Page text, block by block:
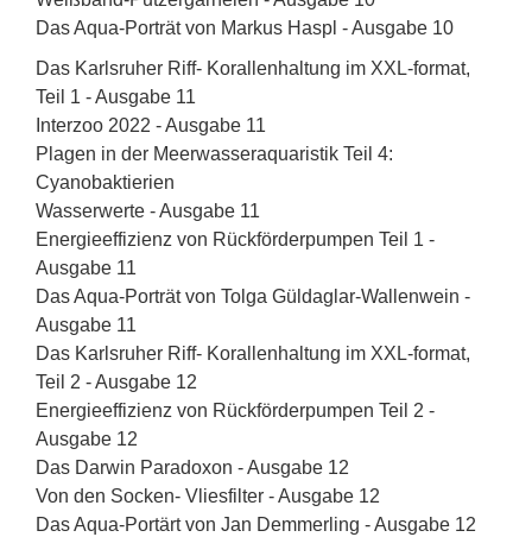
Das Aqua-Porträt von Markus Haspl - Ausgabe 10
Das Karlsruher Riff- Korallenhaltung im XXL-format,
Teil 1 - Ausgabe 11
Interzoo 2022 - Ausgabe 11
Plagen in der Meerwasseraquaristik Teil 4:
Cyanobaktierien
Wasserwerte - Ausgabe 11
Energieeffizienz von Rückförderpumpen Teil 1 -
Ausgabe 11
Das Aqua-Porträt von Tolga Güldaglar-Wallenwein -
Ausgabe 11
Das Karlsruher Riff- Korallenhaltung im XXL-format,
Teil 2 - Ausgabe 12
Energieeffizienz von Rückförderpumpen Teil 2 -
Ausgabe 12
Das Darwin Paradoxon - Ausgabe 12
Von den Socken- Vliesfilter - Ausgabe 12
Das Aqua-Portärt von Jan Demmerling - Ausgabe 12